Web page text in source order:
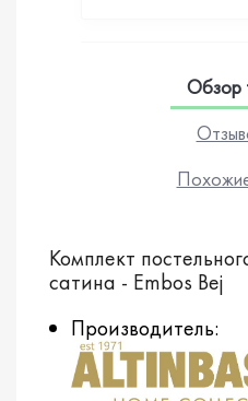
Обзор
Комплект
сатина - Embos Bej
Производитель: